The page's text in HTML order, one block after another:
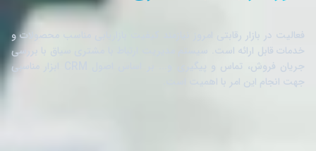
فعالیت در بازار رقابتی امروز نیازمند کیفیت بازاریابی مناسب محصولات و
خدمات قابل ارائه است. سیستم مدیریت ارتباط با مشتری سیاق با بررسی
جریان فروش، تماس و پیگیری و... بر اساس اصول CRM ابزار مناسبی
جهت انجام این امر با اهمیت است.